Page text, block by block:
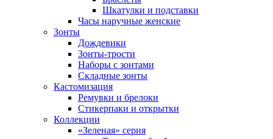
Шкатулки и подставки
Часы наручные женские
Зонты
Дождевики
Зонты-трости
Наборы с зонтами
Складные зонты
Кастомизация
Ремувки и брелоки
Стикерпаки и открытки
Коллекции
«Зеленая» серия